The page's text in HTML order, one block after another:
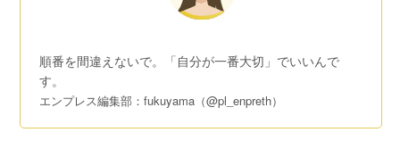
順番を間違えないで。「自分が一番大切」でいいんで
す。
エンプレス編集部：fukuyama（@pl_enpreth）